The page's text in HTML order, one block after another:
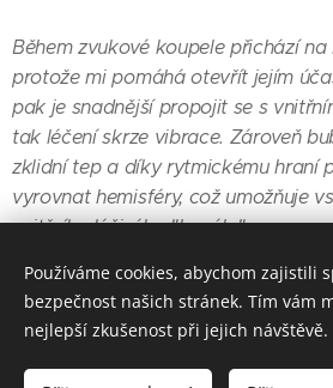
Během zvukové koupele přichází
protože mi pomáhá otevřít jejím
pak je snadnější propojit se s
tak léčení skrze vibrace. Zároveň
zklidní tep a díky rytmickému hraní
vyrovnat hemisféry, což umožňuje
vnitřního léčivého "kanálu".
Luna Ka Udegan - tvořeno s láskou ke
posvátným tónům
Používáme cookies, abychom zajistili
bezpečnost našich stránek. Tím vám
nejlepší zkušenost při jejich návštěvě.